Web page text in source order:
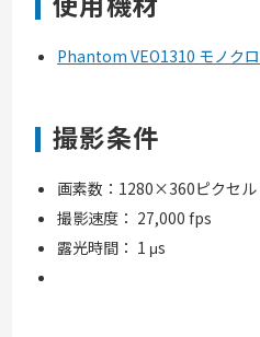
Phantom VEO1310 モノクロ
撮影条件
画素数：1280×360ピクセル
撮影速度： 27,000 fps
露光時間： 1 μs